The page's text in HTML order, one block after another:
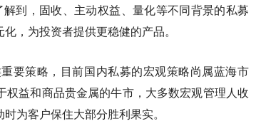
到，固收、主动权益、量化等不同背景的私募
，为投资者提供更稳健的产品。
要策略，目前国内私募的宏观策略尚属蓝海市
益和商品贵金属的牛市，大多数宏观管理人收
为客户保住大部分胜利果实。